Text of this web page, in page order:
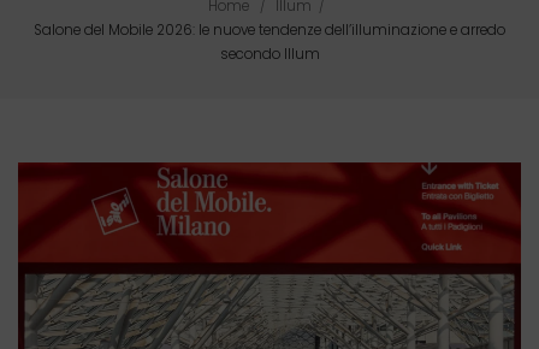
Home / Illum /
Salone del Mobile 2026: le nuove tendenze dell’illuminazione e arredo
secondo Illum